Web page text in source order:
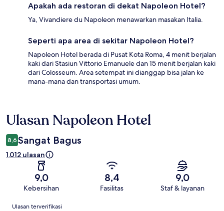
Apakah ada restoran di dekat Napoleon Hotel?
Ya, Vivandiere du Napoleon menawarkan masakan Italia.
Seperti apa area di sekitar Napoleon Hotel?
Napoleon Hotel berada di Pusat Kota Roma, 4 menit berjalan
kaki dari Stasiun Vittorio Emanuele dan 15 menit berjalan kaki
dari Colosseum. Area setempat ini dianggap bisa jalan ke
mana-mana dan transportasi umum.
Ulasan
Ulasan Napoleon Hotel
8,6 Sangat Bagus
1.012 ulasan
9,0
Kebersihan
8,4
Fasilitas
9,0
Staf & layanan
Ulasan
Ulasan terverifikasi